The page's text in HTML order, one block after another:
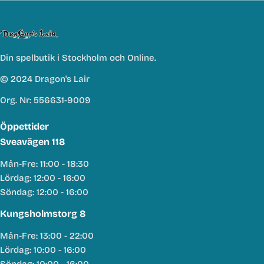
Din spelbutik i Stockholm och Online.
© 2024 Dragon's Lair
Org. Nr: 556631-9009
Öppettider
Sveavägen 118
Mån-Fre: 11:00 - 18:30
Lördag: 12:00 - 16:00
Söndag: 12:00 - 16:00
Kungsholmstorg 8
Mån-Fre: 13:00 - 22:00
Lördag: 10:00 - 16:00